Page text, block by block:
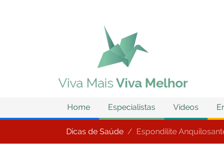
Home Especialistas Vídeos
Dicas de Saúde Espondilite